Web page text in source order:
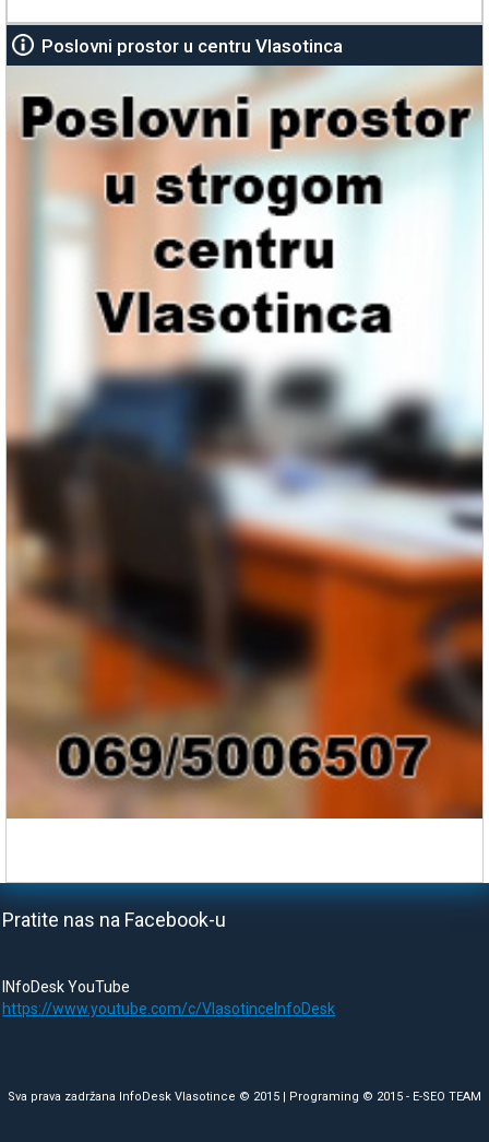
Poslovni prostor u centru Vlasotinca
Pratite nas na Facebook-u
INfoDesk YouTube
https://www.youtube.com/c/VlasotinceInfoDesk
Sva prava zadržana InfoDesk Vlasotince © 2015 | Programing © 2015 - E-SEO TEAM